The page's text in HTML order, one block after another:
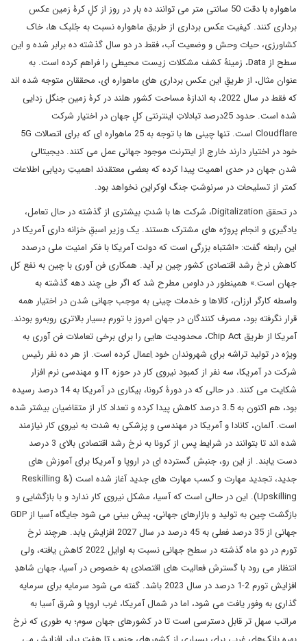
ماهواره با دقت 50 سانتی متر می توانند ده بار در روز از کلِ کرۀ زمین عکس
برداری کنند. کیفیت عکس برداری از طریق ماهواره نسبت به جُلبک ها، خاک
کشاورزی، حیات وحش و وضعیت آب، فقط در دو سال گذشته ده برابر شده و این
سطح از Data، زمینۀ کشف مشکلات زیست محیطی را فراهم کرده است. به
عنوان مثال، از طریقِ این عکس برداری های ماهواره ای، محققان متوجه شده اند
که فقط در سال 2022، به اندازۀ مساحت کشور هلند در کرۀ زمین جنگل زدایی
شده است. حدود 25درصد تبادلاتِ اینترنتی کلِ جهان در اختیار شرکت
Cloudflare است. تنها چینی ها با توجه به 25 ماهواره ای که برای اتصالات 5G
خود در اختیار دارند خارج از اینترنت موجود جهانی عمل می کنند. دیجیتالی
شدن جهان در حدی اهمیت پیدا کرده که بعضی معتقدند اهمیتِ ردیابی اطلاعات
کمتر از تسلیحات در سرنوشتِ جنگ اوکراین نخواهد بود.
در تحقق Digitalization، شرکت ها با شدتِ بیشتری از گذشته در حال تعامل،
یادگیری و انجام پروژه های مشترک هستند. یک وزیر اسبقِ خزانه داری آمریکا در
این رابطه گفت: «اشتباه بزرگی است که دولت آمریکا با فکر امنیت ملی درصدد
کاهش نرخ رشد اقتصادی کشور چین بر آید. همکاری فن آوری با چین به نفع کل
جهان است.» همینطور در داوس مطرح شد که اگر طی چند دهه گذشته به
واسطه کارگر ارزان، کالاها و خدمات چینی به موجب جهانی شدن در اختیار همه
قرار نگرفته بود، مصرف کنندگان در جهان امروز با تورم بسیار بالاتری روبه‌رو بودند.
آمریکا از طریق Chip Act، محدودیت هایی را برای برخی تعاملات فن آوری به
ویژه در تولید تراشه برای شهروندان خود اِعمال کرده است. از هر ده نفر رئیس
شرکت در آمریکا، سه نفر از کمبود نیروی کار در حوزه IT و مهندسی نرم افزار
شکایت می کنند. در حالی که در دورۀ کرونا، بیکاری در آمریکا به 14 درصد رسیده
بود، هم اکنون به 3.5 درصد کاهش پیدا کرده و تعداد کار از متقاضیان بیشتر شده
است. آلمان، کانادا و آمریکا در مهندسی و پزشکی به شدت به نیروی کار نیازمند
شده اند تا بتوانند در شرایط پس از کرونا به نرخ رشد اقتصادی بالای 3 درصد
دست یابند. از این رو، جنبش گسترده ای در اروپا و آمریکا برای آموزش های
جدید، تجدید مهارت و کسب مهارت های جدید آغاز شده است (Reskilling &
Upskilling). این در حالی است که آسیا، مشکل نیروی کار ندارد و با بازگشایی و
بازگشت چین به تولید و بازارهای جهانی، پیش بینی می شود جایگاه آسیا از GDP
جهانی از 35 درصد فعلی به 45 درصد در سال 2027 افزایش یابد. هرچند نرخ
تورم در دو ماه گذشته در سطح جهانی نسبت به اوایل 2022 کاهش یافته، ولی
انتظار می رود با گسترش فعالیت های اقتصادی به خصوص در آسیا، جهان شاهدِ
افزایش تورم 2-1 درصد در سال 2023 باشد. گفته می شود سرمایه برای سرمایه
گذاری به وفور یافت می شود، اما در شمال آمریکا، غرب اروپا و شرق آسیا به
مراتب سهل تر قابل دسترسی است تا در کشورهای جهان سوم؛ به طوری که نرخ